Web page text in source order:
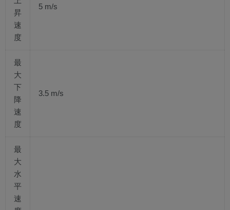
昇
速
度
5 m/s
最
大
下
降
速
度
3.5 m/s
最
大
水
平
速